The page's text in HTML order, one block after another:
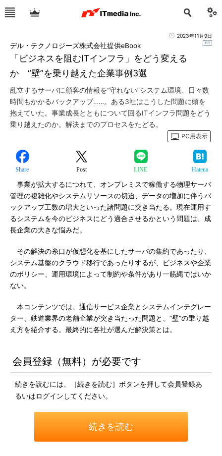
2023年11月9日
「ビジネスを阻むITインフラ」をどう変える
か “壁”を乗り越えた企業事例3選
デル・テクノロジーズ株式会社提供eBook
乱立するサーバに顧客の情報を“守れない”システム環境、日々数
時間もかかるバックアップ……。ある3社はこうした問題に頭を
抱えていた。事業成長とともについて回るITインフラ問題をどう
乗り越えたのか。解決までのプロセスをたどる。
PC用表示
Share Post LINE Hatena
事業が拡大するにつれて、オンプレミスで稼働する物理サーバ
管理の複雑化やシステムリソースの切迫、データの増加に伴うバ
ックアップ工数の増大といった諸問題に突き当たる。現在運用す
るシステムを今のビジネスにどう適合させるかという問題は、成
長企業の大きな悩みだ。
その解決の糸口が仮想化を基にしたサーバの集約であったり、
システム基盤のクラウド移行であったりするが、ビジネスや企業
のポリシー、運用環境によって制約や条件があり一筋縄ではいか
ない。
本コンテンツでは、通信サービス企業とシステムインテグレー
ター、鉄道業界の老舗企業が突き当たった問題と、“壁”の乗り越
え方を紹介する。最終的に各社が選んだ解決策とは。
会員登録（無料）が必要です
続きを読むには、［続きを読む］ボタンを押して会員登録あ
るいはログインしてください。
続きを読む